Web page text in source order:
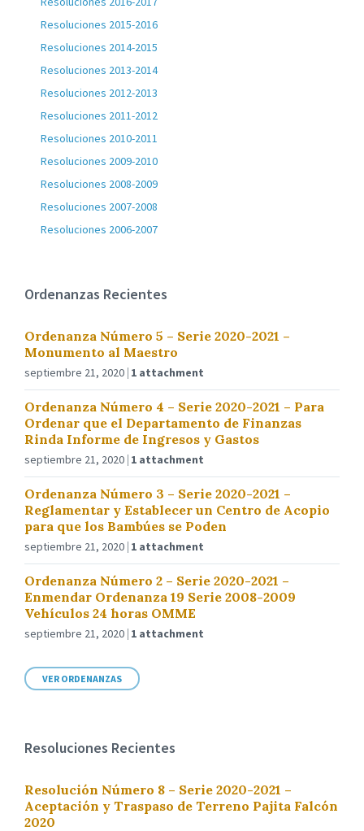
Resoluciones 2015-2016
Resoluciones 2014-2015
Resoluciones 2013-2014
Resoluciones 2012-2013
Resoluciones 2011-2012
Resoluciones 2010-2011
Resoluciones 2009-2010
Resoluciones 2008-2009
Resoluciones 2007-2008
Resoluciones 2006-2007
Ordenanzas Recientes
Ordenanza Número 5 – Serie 2020-2021 –
Monumento al Maestro
septiembre 21, 2020 1 attachment
Ordenanza Número 4 – Serie 2020-2021 – Para
Ordenar que el Departamento de Finanzas
Rinda Informe de Ingresos y Gastos
septiembre 21, 2020 1 attachment
Ordenanza Número 3 – Serie 2020-2021 –
Reglamentar y Establecer un Centro de Acopio
para que los Bambúes se Poden
septiembre 21, 2020 1 attachment
Ordenanza Número 2 – Serie 2020-2021 –
Enmendar Ordenanza 19 Serie 2008-2009
Vehículos 24 horas OMME
septiembre 21, 2020 1 attachment
VER ORDENANZAS
Resoluciones Recientes
Resolución Número 8 – Serie 2020-2021 –
Aceptación y Traspaso de Terreno Pajita Falcón
2020